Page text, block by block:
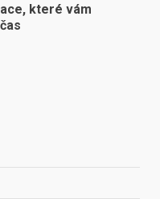
které vám